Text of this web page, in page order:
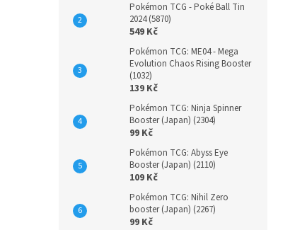
Pokémon TCG - Poké Ball Tin
2024 (5870)
549 Kč
Pokémon TCG: ME04 - Mega
Evolution Chaos Rising Booster
(1032)
139 Kč
Pokémon TCG: Ninja Spinner
Booster (Japan) (2304)
99 Kč
Pokémon TCG: Abyss Eye
Booster (Japan) (2110)
109 Kč
Pokémon TCG: Nihil Zero
booster (Japan) (2267)
99 Kč